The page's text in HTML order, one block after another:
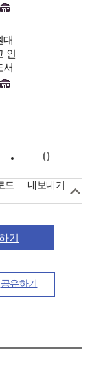
대
인
서
드
0
내보내기
기
공유하기